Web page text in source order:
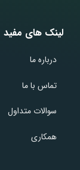
لینک های مفید
درباره ما
تماس با ما
سوالات متداول
همکاری